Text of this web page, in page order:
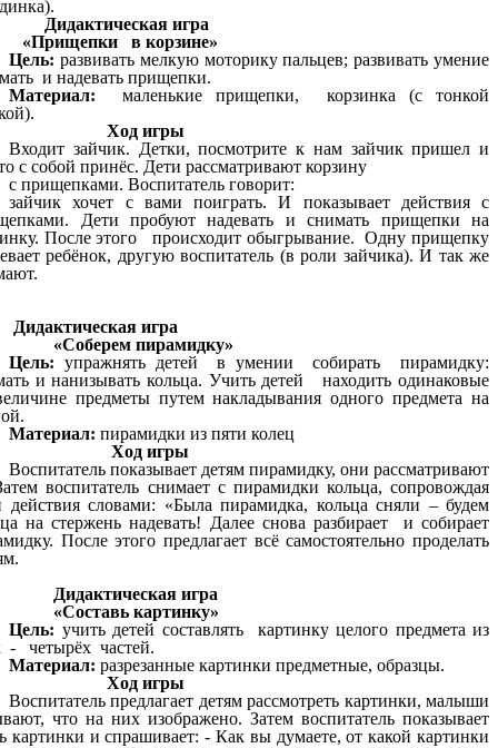
Дидактическая игра
«Прищепки в корзине»
Цель: развивать мелкую моторику пальцев; развивать умение
и надевать прищепки.
Материал: маленькие прищепки, корзинка (с тонкой
Ход игры
Входит зайчик. Детки, посмотрите к нам зайчик пришел и
с собой принёс. Дети рассматривают корзину
с прищепками. Воспитатель говорит:
зайчик хочет с вами поиграть. И показывает действия с
Дети пробуют надевать и снимать прищепки на
После этого происходит обыгрывание. Одну прищепку
ребёнок, другую воспитатель (в роли зайчика). И так же
Дидактическая игра
«Соберем пирамидку»
Цель: упражнять детей в умении собирать пирамидку:
и нанизывать кольца. Учить детей находить одинаковые
предметы путем накладывания одного предмета на
Материал: пирамидки из пяти колец
Ход игры
Воспитатель показывает детям пирамидку, они рассматривают
воспитатель снимает с пирамидки кольца, сопровождая
действия словами: «Была пирамидка, кольца сняли – будем
на стержень надевать! Далее снова разбирает и собирает
После этого предлагает всё самостоятельно проделать
Дидактическая игра
«Составь картинку»
Цель: учить детей составлять картинку целого предмета из
- четырёх частей.
Материал: разрезанные картинки предметные, образцы.
Ход игры
Воспитатель предлагает детям рассмотреть картинки, малыши
что на них изображено. Затем воспитатель показывает
картинки и спрашивает: - Как вы думаете, от какой картинки